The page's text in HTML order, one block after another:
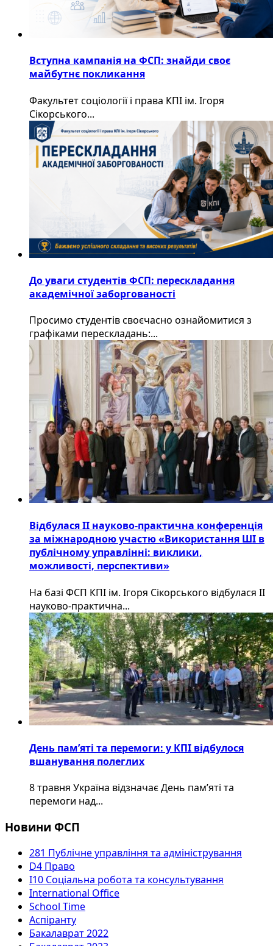
Вступна кампанія на ФСП: знайди своє
майбутнє покликання
Факультет соціології і права КПІ ім. Ігоря
Сікорського...
До уваги студентів ФСП: перескладання
академічної заборгованості
Просимо студентів своєчасно ознайомитися з
графіками перескладань:...
Відбулася ІІ науково-практична конференція
за міжнародною участю «Використання ШІ в
публічному управлінні: виклики,
можливості, перспективи»
На базі ФСП КПІ ім. Ігоря Сікорського відбулася ІІ
науково-практична...
День пам’яті та перемоги: у КПІ відбулося
вшанування полеглих
8 травня Україна відзначає День пам’яті та
перемоги над...
Новини ФСП
281 Публічне управління та адміністрування
D4 Право
I10 Соціальна робота та консультування
International Office
School Time
Аспіранту
Бакалаврат 2022